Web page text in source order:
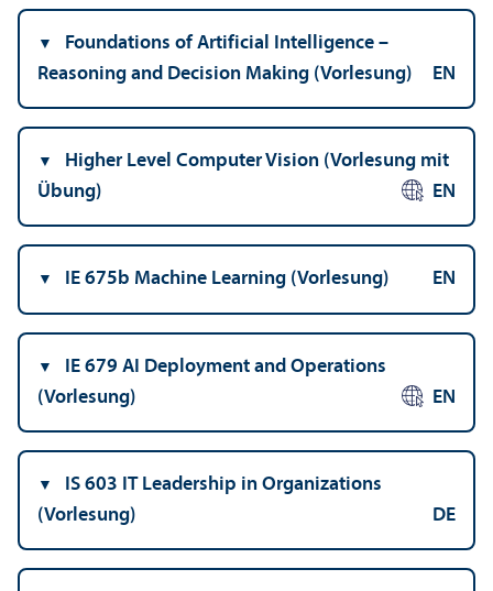
Foundations of Artificial Intelligence –
Reasoning and Decision Making (Vorlesung)
EN
Higher Level Computer Vision (Vorlesung mit
Übung)
EN
IE 675b Machine Learning (Vorlesung) EN
IE 679 AI Deployment and Operations
(Vorlesung)
EN
IS 603 IT Leader­ship in Organizations
(Vorlesung)
DE